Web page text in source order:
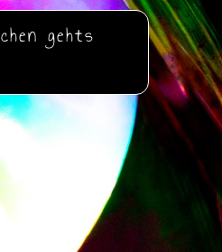
gehts